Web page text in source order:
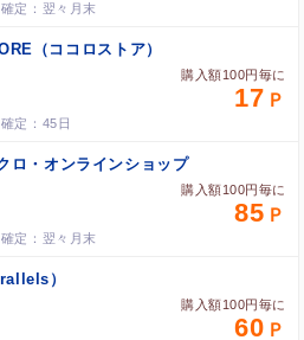
翌々月末
（ココロストア）
購入額100円毎に
17
45日
ロ・オンラインショップ
購入額100円毎に
85
翌々月末
）
購入額100円毎に
60